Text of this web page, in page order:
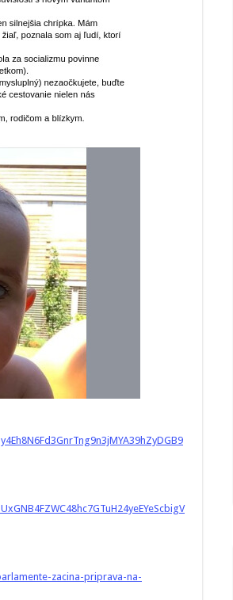
zacina-priprava-na-